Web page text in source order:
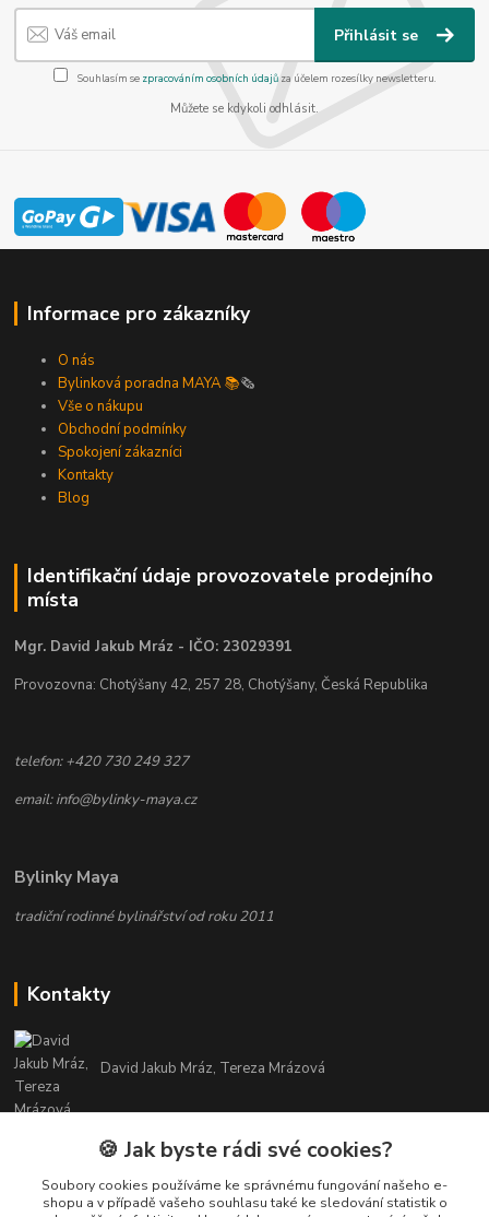
Přihlásit se
Souhlasím se zpracováním osobních údajůza účelem rozesílky newsletteru.
Můžete se kdykoli odhlásit.
Informace pro zákazníky
O nás
Bylinková poradna MAYA 📚🗞️
Vše o nákupu
Obchodní podmínky
Spokojení zákazníci
Kontakty
Blog
Identifikační údaje provozovatele prodejního
místa
Mgr. David Jakub Mráz - IČO: 23029391
Provozovna: Chotýšany 42, 257 28, Chotýšany, Česká Republika
telefon: +420 730 249 327
email: info@bylinky-maya.cz
Bylinky Maya
tradiční rodinné bylinářství od roku 2011
Kontakty
David Jakub Mráz, Tereza Mrázová
info@bylinky-maya.cz
🍪 Jak byste rádi své cookies?
Soubory cookies používáme ke správnému fungování našeho e-
shopu a v případě vašeho souhlasu také ke sledování statistik o